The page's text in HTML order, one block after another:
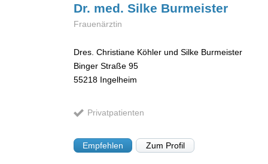
Dr. med. Silke Burmeister
Frauenärztin
Dres. Christiane Köhler und Silke Burmeister
Binger Straße 95
55218 Ingelheim
Privatpatienten
Empfehlen Zum Profil